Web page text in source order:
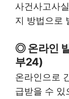
사건사고사
지 방법으로
◎ 온라인
부24)
온라인으로
급받을 수 있